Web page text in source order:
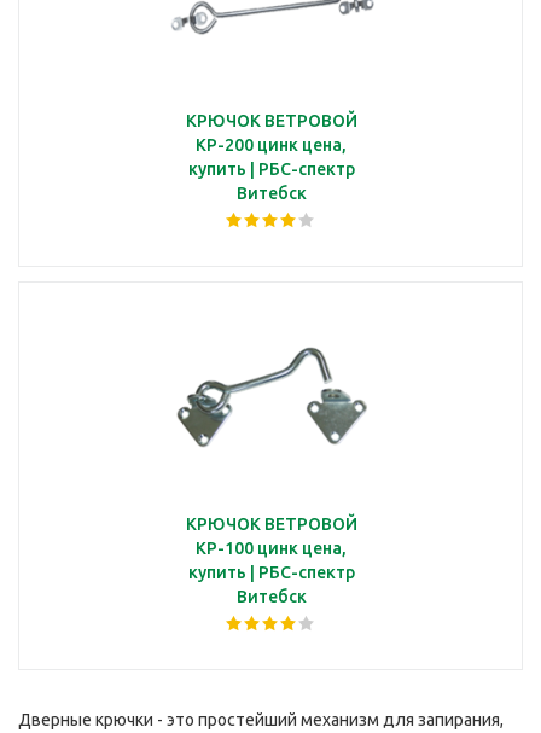
КРЮЧОК ВЕТРОВОЙ
КР-200 цинк цена,
купить | РБС-спектр
Витебск
КРЮЧОК ВЕТРОВОЙ
КР-100 цинк цена,
купить | РБС-спектр
Витебск
Дверные крючки - это простейший механизм для запирания,